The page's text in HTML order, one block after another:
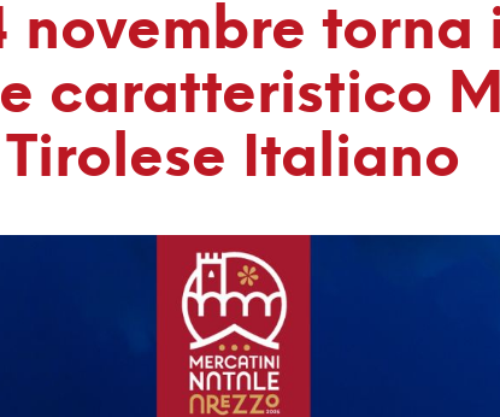
novembre torna
caratteristico
Tirolese Italiano